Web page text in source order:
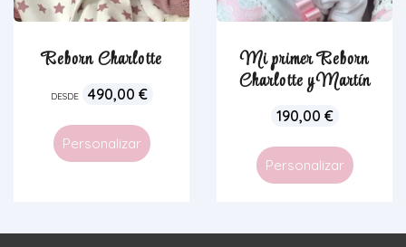
Reborn Charlotte
DESDE 490,00 €
Personalizar
Mi primer Reborn
Charlotte y Martín
190,00 €
Personalizar